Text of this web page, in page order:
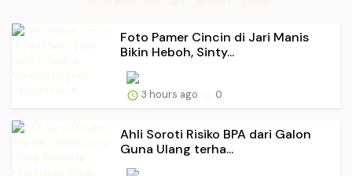
Foto Pamer Cincin di Jari Manis
Bikin Heboh, Sinty...
3 hours ago 0
Ahli Soroti Risiko BPA dari Galon
Guna Ulang terha...